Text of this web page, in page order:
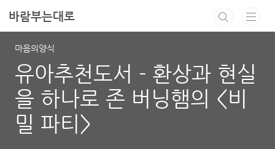
바람부는대로
마음의양식
유아추천도서 - 환상과 현실
을 하나로 존 버닝햄의 <비
밀 파티>